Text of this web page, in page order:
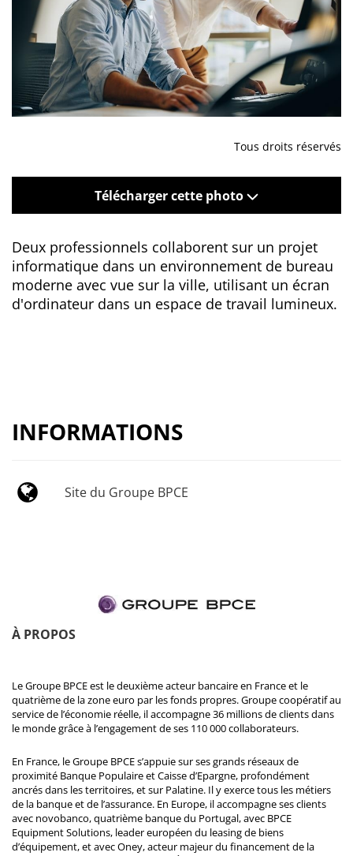
Tous droits réservés
Télécharger cette photo
Deux professionnels collaborent sur un projet
informatique dans un environnement de bureau
moderne avec vue sur la ville, utilisant un écran
d'ordinateur dans un espace de travail lumineux.
INFORMATIONS
Site du Groupe BPCE
À PROPOS
Le Groupe BPCE est le deuxième acteur bancaire en France et le
quatrième de la zone euro par les fonds propres. Groupe coopératif au
service de l’économie réelle, il accompagne 36 millions de clients dans
le monde grâce à l’engagement de ses 110 000 collaborateurs.
En France, le Groupe BPCE s’appuie sur ses grands réseaux de
proximité Banque Populaire et Caisse d’Epargne, profondément
ancrés dans les territoires, et sur Palatine. Il y exerce tous les métiers
de la banque et de l’assurance. En Europe, il accompagne ses clients
avec novobanco, quatrième banque du Portugal, avec BPCE
Equipment Solutions, leader européen du leasing de biens
d’équipement, et avec Oney, acteur majeur du financement de la